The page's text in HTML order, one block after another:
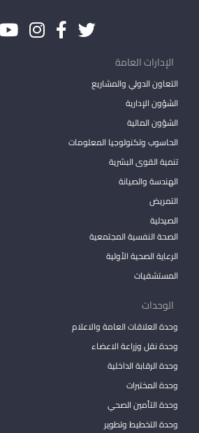
الإدارات العامة
التعاون الدولي والمشاريع
الشؤون الإدارية
الشؤون المالية
الحاسوب وتكنولوجيا المعلومات
تنمية القوى البشرية
الهندسة والصيانة
التمريض
الصيدلية
الصحة النفسية المجتمعية
الرعاية الصحية الأولية
المستشفيات
الوحدات
وحدة العلاقات العامة والاعلام
وحدة نقل وزراعة الاعضاء
وحدة الرقابة الداخلية
وحدة المختبرات
وحدة التأمين الصحي
وحدة التخطيط وتطوير